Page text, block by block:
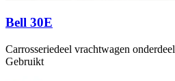
Bell 30E
Carrosseriedeel vrachtwagen onderdeel
Gebruikt